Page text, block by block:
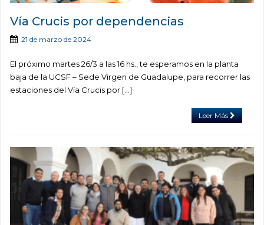
Vía Crucis por dependencias
21 de marzo de 2024
El próximo martes 26/3 a las 16 hs., te esperamos en la planta
baja de la UCSF – Sede Virgen de Guadalupe, para recorrer las
estaciones del Vía Crucis por […]
Leer Más